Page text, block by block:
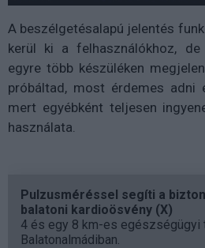
A beszélgetésalapú jelentés
kerül ki a felhasználókhoz,
egyre több készüléken
próbáltad, most érdemes adni
mert egyébként teljesen
használata.
Pulzusméréssel segíti a
balatoni kardioösvény (X)
4 és egy 8 km-es egészségügyi
Balatonalmádiban.